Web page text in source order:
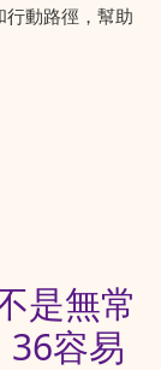
動路徑，幫助
是無常
容易